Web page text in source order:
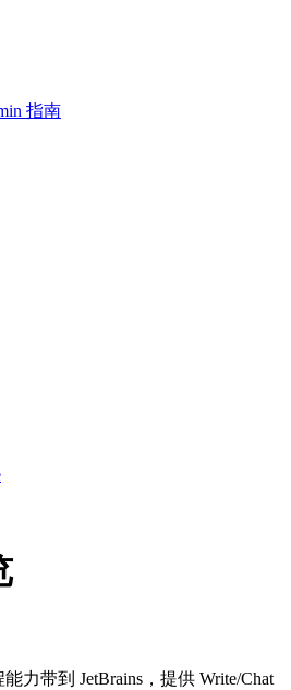
指南
力带到 JetBrains，提供 Write/Chat